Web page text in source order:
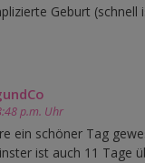
Geburt
p.m. Uhr
ein schöner Tag
ist auch 11 Tage